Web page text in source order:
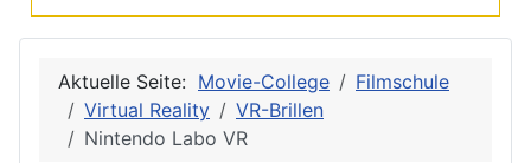
Aktuelle Seite: Movie-College
Filmschule
Virtual Reality
VR-Brillen
Nintendo Labo VR